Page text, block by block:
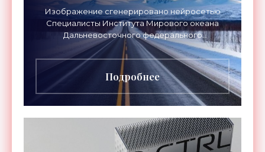
Изображение сгенерировано нейросетью
Специалисты Института Мирового океана
Дальневосточного федерального
университета (ДВФУ) предложили
перспективный способ упрочнения грунтов,
который
Подробнее